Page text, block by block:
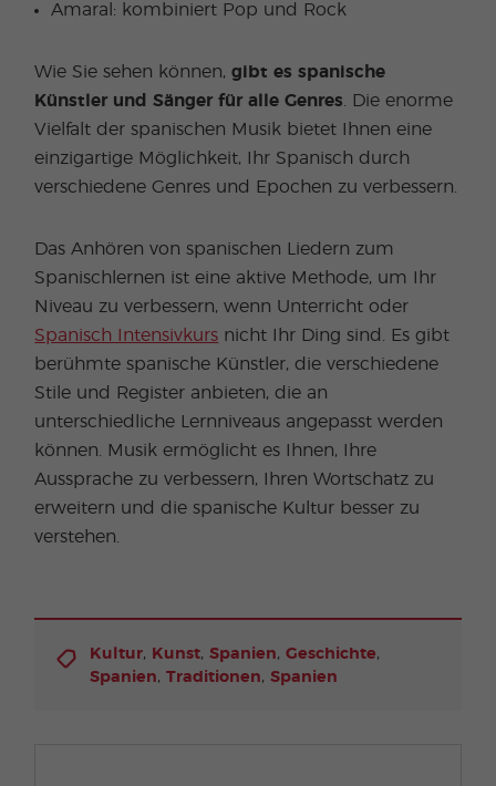
Amaral: kombiniert Pop und Rock
Wie Sie sehen können,gibt es spanische
Künstler und Sänger für alle Genres . Die enorme
Vielfalt der spanischen Musik bietet Ihnen eine
einzigartige Möglichkeit, Ihr Spanisch durch
verschiedene Genres und Epochen zu verbessern.
Das Anhören von spanischen Liedern zum
Spanischlernen ist eine aktive Methode, um Ihr
Niveau zu verbessern, wenn Unterricht oder
Spanisch Intensivkurs nicht Ihr Ding sind. Es gibt
berühmte spanische Künstler, die verschiedene
Stile und Register anbieten, die an
unterschiedliche Lernniveaus angepasst werden
können. Musik ermöglicht es Ihnen, Ihre
Aussprache zu verbessern, Ihren Wortschatz zu
erweitern und die spanische Kultur besser zu
verstehen.
Kultur, Kunst, Spanien, Geschichte,
Spanien, Traditionen, Spanien